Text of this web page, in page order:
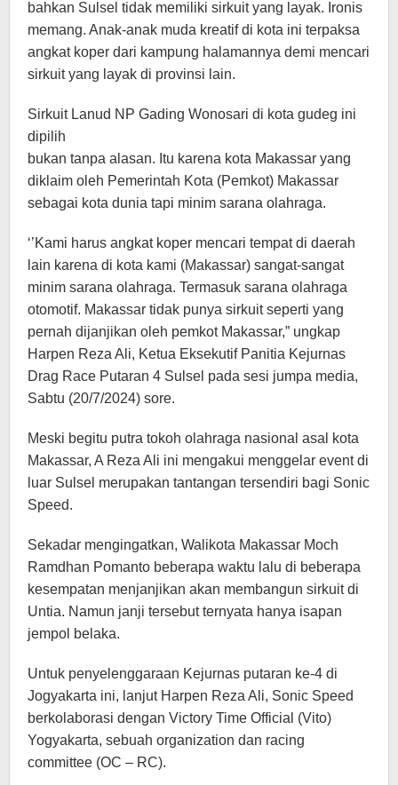
bahkan Sulsel tidak memiliki sirkuit yang layak. Ironis
memang. Anak-anak muda kreatif di kota ini terpaksa
angkat koper dari kampung halamannya demi mencari
sirkuit yang layak di provinsi lain.
Sirkuit Lanud NP Gading Wonosari di kota gudeg ini
dipilih
bukan tanpa alasan. Itu karena kota Makassar yang
diklaim oleh Pemerintah Kota (Pemkot) Makassar
sebagai kota dunia tapi minim sarana olahraga.
‘’Kami harus angkat koper mencari tempat di daerah
lain karena di kota kami (Makassar) sangat-sangat
minim sarana olahraga. Termasuk sarana olahraga
otomotif. Makassar tidak punya sirkuit seperti yang
pernah dijanjikan oleh pemkot Makassar,” ungkap
Harpen Reza Ali, Ketua Eksekutif Panitia Kejurnas
Drag Race Putaran 4 Sulsel pada sesi jumpa media,
Sabtu (20/7/2024) sore.
Meski begitu putra tokoh olahraga nasional asal kota
Makassar, A Reza Ali ini mengakui menggelar event di
luar Sulsel merupakan tantangan tersendiri bagi Sonic
Speed.
Sekadar mengingatkan, Walikota Makassar Moch
Ramdhan Pomanto beberapa waktu lalu di beberapa
kesempatan menjanjikan akan membangun sirkuit di
Untia. Namun janji tersebut ternyata hanya isapan
jempol belaka.
Untuk penyelenggaraan Kejurnas putaran ke-4 di
Jogyakarta ini, lanjut Harpen Reza Ali, Sonic Speed
berkolaborasi dengan Victory Time Official (Vito)
Yogyakarta, sebuah organization dan racing
committee (OC – RC).